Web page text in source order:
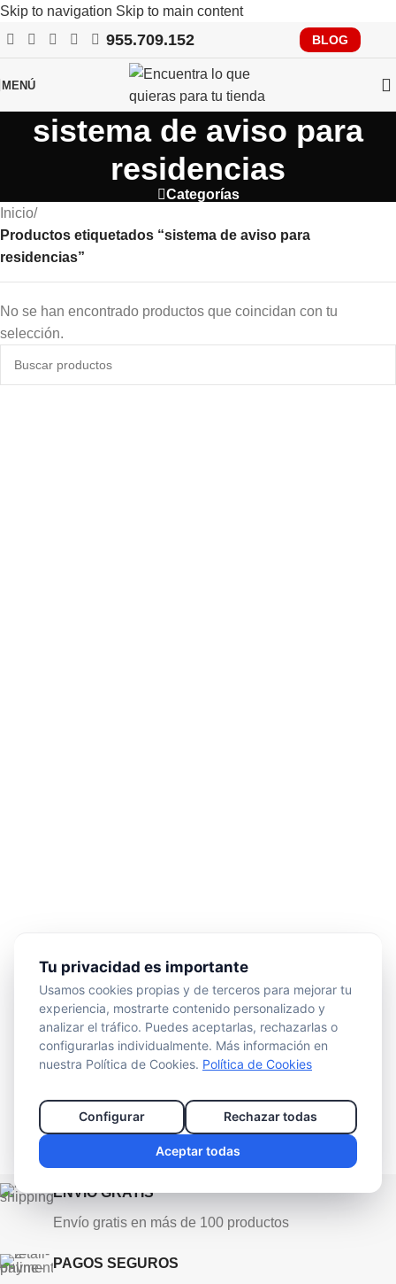
Skip to navigation Skip to main content
RECUERDA QUE PRONTO TENDRÁS QUE CUMPLIR CON
VERIFACTU, CONSÚLTANOS
955.709.152 BLOG
MENÚ
sistema de aviso para
residencias
Categorías
Inicio/
Productos etiquetados “sistema de aviso para
residencias”
No se han encontrado productos que coincidan con tu
selección.
ENVÍO GRATIS
Envío gratis en más de 100 productos
PAGOS SEGUROS
Tu privacidad es importante
Usamos cookies propias y de terceros para mejorar tu
experiencia, mostrarte contenido personalizado y
analizar el tráfico. Puedes aceptarlas, rechazarlas o
configurarlas individualmente. Más información en
nuestra Política de Cookies. Política de Cookies
Configurar Rechazar todas
Aceptar todas